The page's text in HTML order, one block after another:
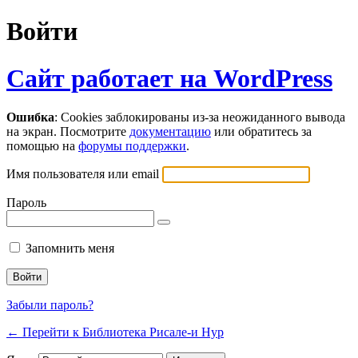
Войти
Сайт работает на WordPress
Ошибка: Cookies заблокированы из-за неожиданного вывода
на экран. Посмотрите документацию или обратитесь за
помощью на форумы поддержки.
Имя пользователя или email
Пароль
Запомнить меня
Забыли пароль?
← Перейти к Библиотека Рисале-и Нур